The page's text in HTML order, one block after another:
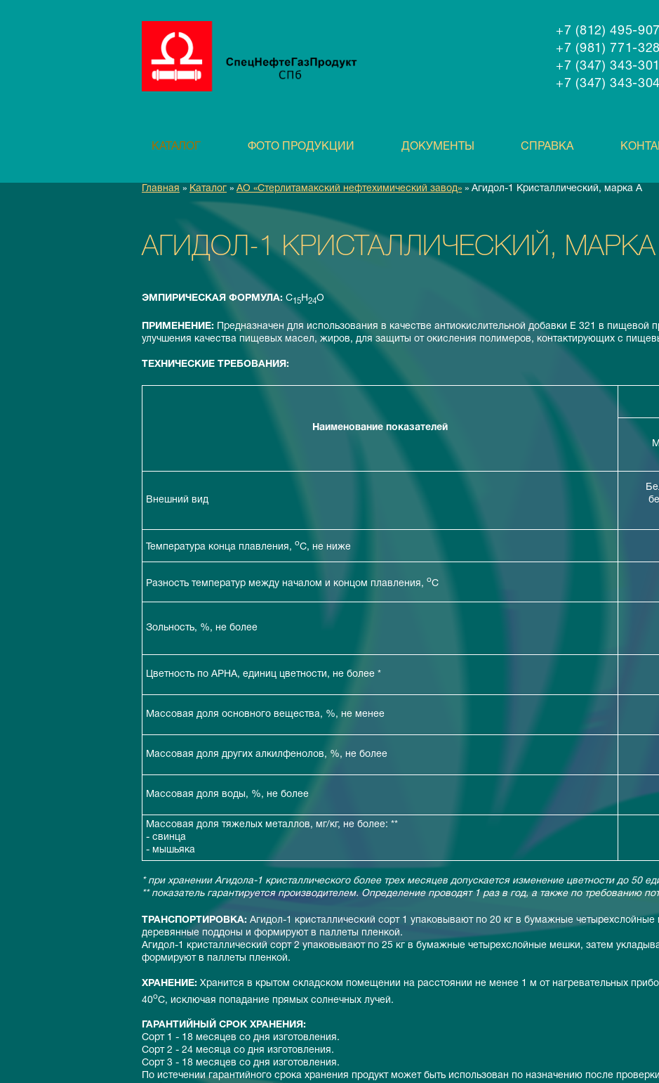
+7 (812) 495-
+7 (981) 771-
+7 (347) 343-
+7 (347) 343-
КАТАЛОГ ФОТО ПРОДУКЦИИ ДОКУМЕНТЫ СПРАВКА
Главная » Каталог » АО «Стерлитамакский нефтехимический завод» » Агидол-1 Кристаллический, марка А
АГИДОЛ-1 КРИСТАЛЛИЧЕСКИЙ, МАРКА
ЭМПИРИЧЕСКАЯ ФОРМУЛА: С15 Н 24О
ПРИМЕНЕНИЕ: Предназначен для использования в качестве антиокислительной добавки Е 321 в пищевой
улучшения качества пищевых масел, жиров, для защиты от окисления полимеров, контактирующих с
ТЕХНИЧЕСКИЕ ТРЕБОВАНИЯ:
Наименование показателей
Внешний вид
Температура конца плавления, oС, не ниже
Разность температур между началом и концом плавления, oС
Зольность, %, не более
Цветность по АРНА, единиц цветности, не более *
Массовая доля основного вещества, %, не менее
Массовая доля других алкилфенолов, %, не более
Массовая доля воды, %, не более
Массовая доля тяжелых металлов, мг/кг, не более: **
- свинца
- мышьяка
* при хранении Агидола-1 кристаллического более трех месяцев допускается изменение цветности до 50
** показатель гарантируется производителем. Определение проводят 1 раз в год, а также по требованию
ТРАНСПОРТИРОВКА: Агидол-1 кристаллический сорт 1 упаковывают по 20 кг в бумажные
деревянные поддоны и формируют в паллеты пленкой.
Агидол-1 кристаллический сорт 2 упаковывают по 25 кг в бумажные четырехслойные мешки, затем
формируют в паллеты пленкой.
ХРАНЕНИЕ: Хранится в крытом складском помещении на расстоянии не менее 1 м от нагревательных
40оС, исключая попадание прямых солнечных лучей.
ГАРАНТИЙНЫЙ СРОК ХРАНЕНИЯ:
Сорт 1 - 18 месяцев со дня изготовления.
Сорт 2 - 24 месяца со дня изготовления.
Сорт 3 - 18 месяцев со дня изготовления.
По истечении гарантийного срока хранения продукт может быть использован по назначению после